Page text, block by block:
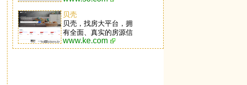
能，以及崭新的搜索结
果导航模式等。用户可
登录微软必应首页，打
开内置于Windows8操
作系统的必应应用，或
直接按下Windows
拦截各类钓鱼欺诈等恶
意网站，提供更放心的
搜索服务。 360搜索
so靠谱。
贝壳
贝壳，找房大平台，拥
有全面、真实的房源信
息，以及VR看房、房
屋估价、智能推荐等业
www.ke.com